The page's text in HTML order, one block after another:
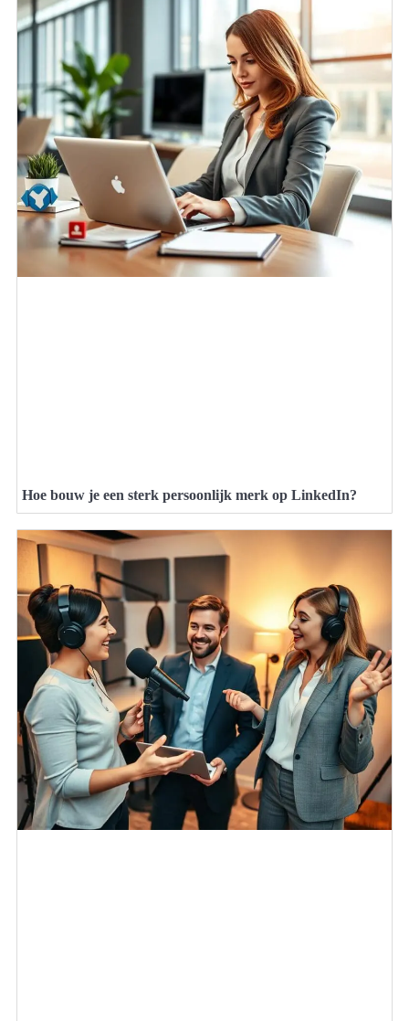
Hoe bouw je een sterk persoonlijk merk op LinkedIn?